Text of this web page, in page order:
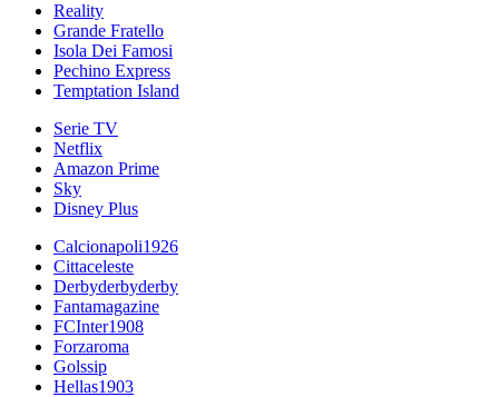
Reality
Grande Fratello
Isola Dei Famosi
Pechino Express
Temptation Island
Serie TV
Netflix
Amazon Prime
Sky
Disney Plus
Calcionapoli1926
Cittaceleste
Derbyderbyderby
Fantamagazine
FCInter1908
Forzaroma
Golssip
Hellas1903